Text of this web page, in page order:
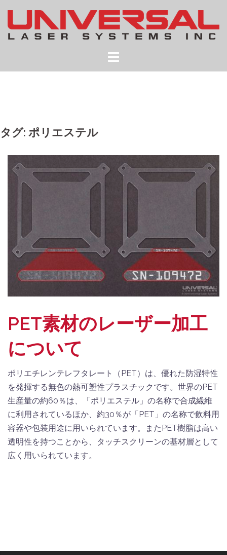
プ
タグ: ポリエステル
PET素材のレーザー加工
について
ポリエチレンテレフタレート（PET）は、優れた防湿特性
を発揮する無色の熱可塑性プラスチックです。世界のPET
生産量の約60％は、「ポリエステル」の名称で合成繊維
に利用されているほか、約30％が「PET」の名称で飲料用
容器や包装用途に用いられています。またPET樹脂は高い
透明性を持つことから、タッチスクリーンの基材層として
広く用いられています。